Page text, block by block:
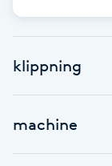
Celluliter
Coachning
Color correction
klippning
machine